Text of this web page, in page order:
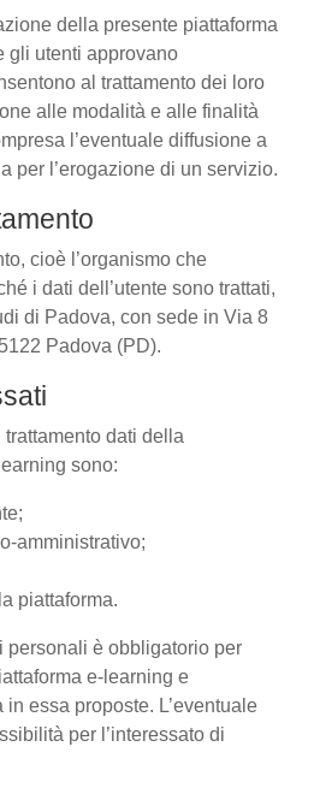
della presente piattaforma
gli utenti approvano
al trattamento dei loro
alle modalità e alle finalità
l’eventuale diffusione a
per l’erogazione di un servizio.
cioè l’organismo che
i dati dell’utente sono trattati,
di Padova, con sede in Via 8
Padova (PD).
trattamento dati della
sono:
amministrativo;
piattaforma.
personali è obbligatorio per
e-learning e
essa proposte. L’eventuale
per l’interessato di